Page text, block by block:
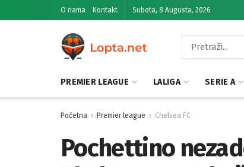
O nama Kontakt Subota, 8 Augusta, 2026
PREMIER LEAGUE LALIGA SERIE A
Početna Premier league Chelsea FC
Pochettino